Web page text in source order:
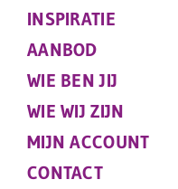
INSPIRATIE
AANBOD
WIE BEN JIJ
WIE WIJ ZIJN
MIJN ACCOUNT
CONTACT